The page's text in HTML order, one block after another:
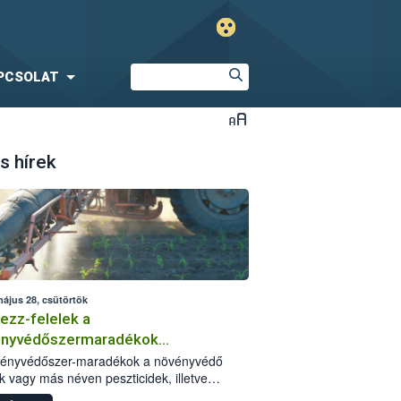
hírek
28, csütörtök
felelek a
kockázatáról
maradékok a növényvédő
vagy más néven peszticidek, illetve
kis mennyiségei, melyek a